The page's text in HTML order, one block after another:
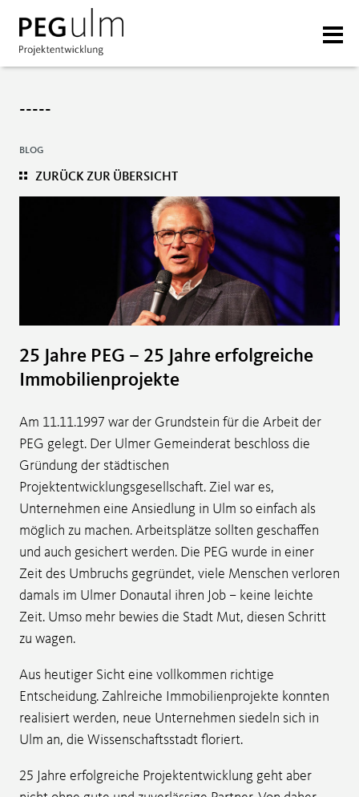
-----
BLOG
ZURÜCK ZUR ÜBERSICHT
25 Jahre PEG – 25 Jahre erfolgreiche
Immobilienprojekte
Am 11.11.1997 war der Grundstein für die Arbeit der
PEG gelegt. Der Ulmer Gemeinderat beschloss die
Gründung der städtischen
Projektentwicklungsgesellschaft. Ziel war es,
Unternehmen eine Ansiedlung in Ulm so einfach als
möglich zu machen. Arbeitsplätze sollten geschaffen
und auch gesichert werden. Die PEG wurde in einer
Zeit des Umbruchs gegründet, viele Menschen verloren
damals im Ulmer Donautal ihren Job – keine leichte
Zeit. Umso mehr bewies die Stadt Mut, diesen Schritt
zu wagen.
Aus heutiger Sicht eine vollkommen richtige
Entscheidung. Zahlreiche Immobilienprojekte konnten
realisiert werden, neue Unternehmen siedeln sich in
Ulm an, die Wissenschaftsstadt floriert.
25 Jahre erfolgreiche Projektentwicklung geht aber